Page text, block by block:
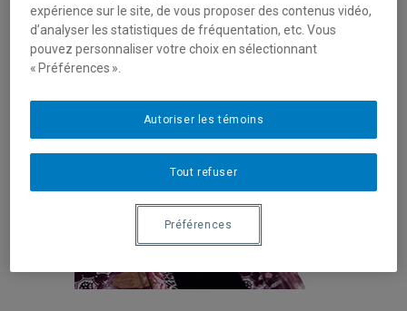
expérience sur le site, de vous proposer des contenus vidéo,
d’analyser les statistiques de fréquentation, etc. Vous
pouvez personnaliser votre choix en sélectionnant
« Préférences ».
Tout refuser
Autoriser les témoins
Préférences